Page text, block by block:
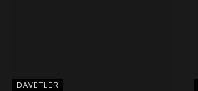
DAVETLER